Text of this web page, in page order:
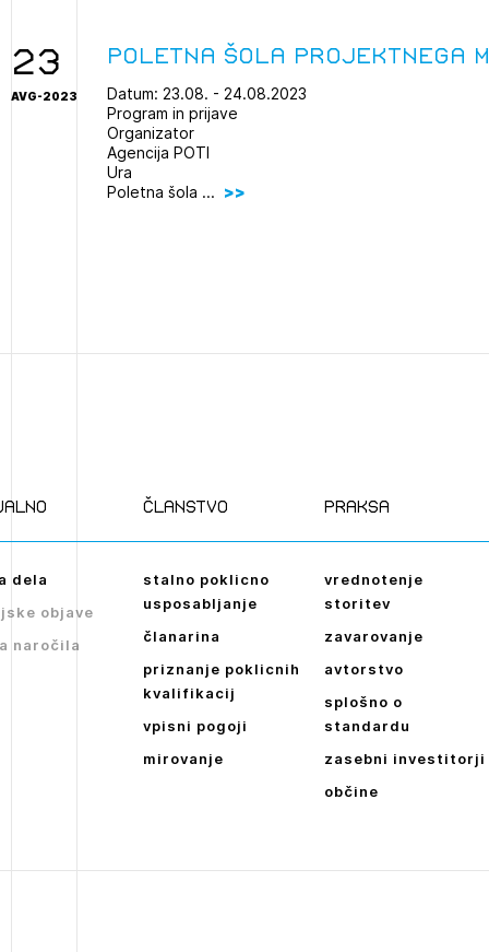
23
AVG-2023
Poletna šola projektnega
Datum: 23.08. - 24.08.2023
Program in prijave
Organizator
Agencija POTI
Ura
Poletna šola ...
dela
objave
naročila
članstvo
stalno poklicno
usposabljanje
članarina
priznanje poklicnih
kvalifikacij
vpisni pogoji
mirovanje
praksa
vrednotenje
storitev
zavarovanje
avtorstvo
splošno o
standardu
zasebni investitorji
občine
Dnevne medijske objave